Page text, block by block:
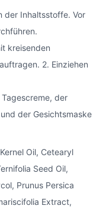
der Inhaltsstoffe. Vor
kreisenden
2. Einziehen
der
der Gesichtsmaske
Oil, Cetearyl
Seed Oil,
Prunus Persica
Extract,